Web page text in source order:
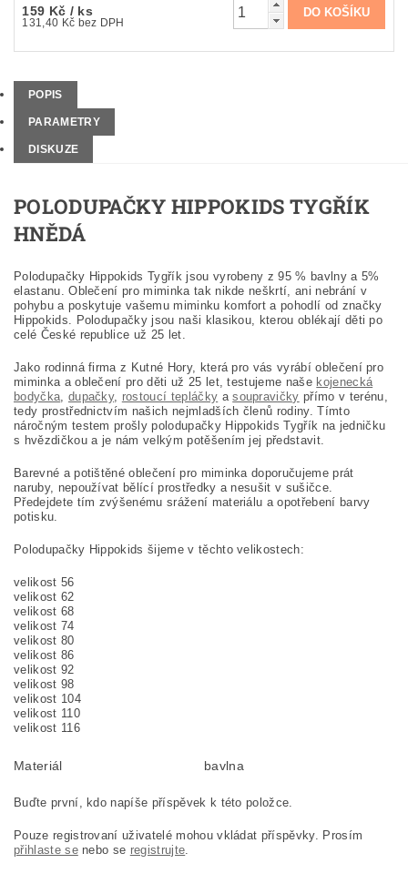
159 Kč / ks
131,40 Kč bez DPH
POPIS
PARAMETRY
DISKUZE
POLODUPAČKY HIPPOKIDS TYGŘÍK
HNĚDÁ
Polodupačky Hippokids Tygřík jsou vyrobeny z 95 % bavlny a 5%
elastanu. Oblečení pro miminka tak nikde neškrtí, ani nebrání v
pohybu a poskytuje vašemu miminku komfort a pohodlí od značky
Hippokids. Polodupačky jsou naši klasikou, kterou oblékají děti po
celé České republice už 25 let.
Jako rodinná firma z Kutné Hory, která pro vás vyrábí oblečení pro
miminka a oblečení pro děti už 25 let, testujeme naše kojenecká
bodyčka dupačky, rostoucí tepláčky asoupravičky přímo v terénu,
tedy prostřednictvím našich nejmladších členů rodiny. Tímto
náročným testem prošly polodupačky HippokidsTygřík na jedničku
s hvězdičkou a je nám velkým potěšením jej představit.
Barevné a potištěné oblečení pro miminka doporučujeme prát
naruby, nepoužívat bělící prostředky a nesušit v sušičce.
Předejdete tím zvýšenému srážení materiálu a opotřebení barvy
potisku.
Polodupačky Hippokids šijeme v těchto velikostech:
velikost 56
velikost 62
velikost 68
velikost 74
velikost 80
velikost 86
velikost 92
velikost 98
velikost 104
velikost 110
velikost 116
Materiál bavlna
Buďte první, kdo napíše příspěvek k této položce.
Pouze registrovaní uživatelé mohou vkládat příspěvky. Prosím
přihlaste senebo se registrujte